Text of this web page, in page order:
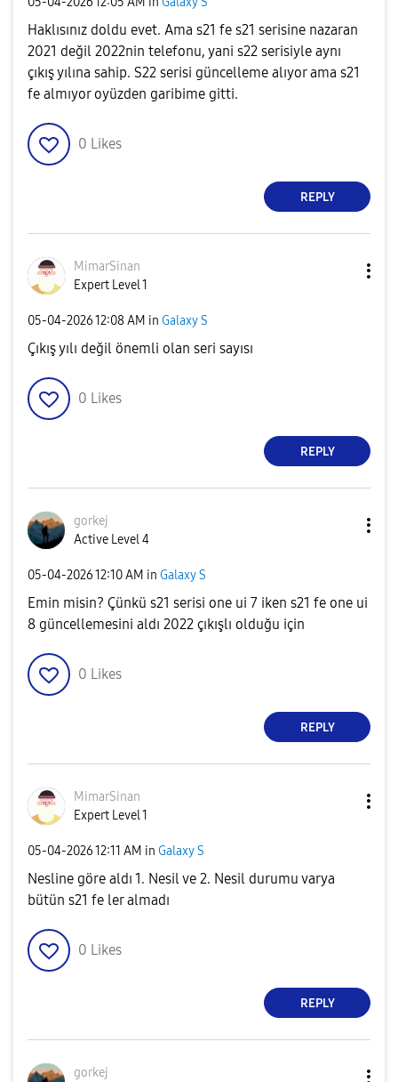
Haklısınız doldu evet. Ama s21 fe s21 serisine nazaran
2021 değil 2022nin telefonu, yani s22 serisiyle aynı
çıkış yılına sahip. S22 serisi güncelleme alıyor ama s21
fe almıyor oyüzden garibime gitti.
0 Likes
REPLY
MimarSinan
Expert Level 1
‎05-04-202612:08 AM in Galaxy S
Çıkış yılı değil önemli olan seri sayısı
0 Likes
REPLY
gorkej
Active Level 4
‎05-04-202612:10 AM in Galaxy S
Emin misin? Çünkü s21 serisi one ui 7 iken s21 fe one ui
8 güncellemesini aldı 2022 çıkışlı olduğu için
0 Likes
REPLY
MimarSinan
Expert Level 1
‎05-04-202612:11 AM in Galaxy S
Nesline göre aldı 1. Nesil ve 2. Nesil durumu varya
bütün s21 fe ler almadı
0 Likes
REPLY
gorkej